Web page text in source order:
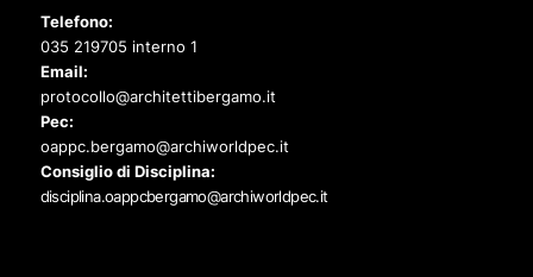
Telefono:
035 219705 interno 1
Email:
protocollo@architettibergamo.it
Pec:
oappc.bergamo@archiworldpec.it
Consiglio di Disciplina:
disciplina.oappcbergamo@archiworldpec.it